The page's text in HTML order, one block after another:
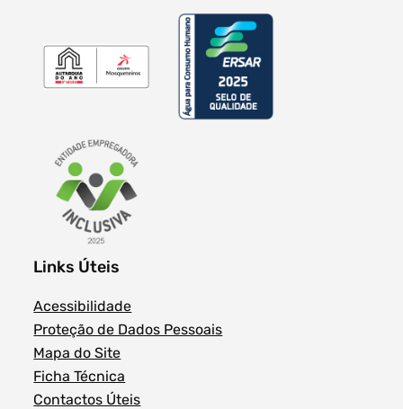
Links Úteis
Acessibilidade
Proteção de Dados Pessoais
Mapa do Site
Ficha Técnica
Contactos Úteis